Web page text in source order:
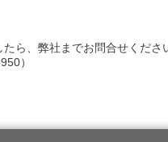
ら、弊社までお問合せくださ
）